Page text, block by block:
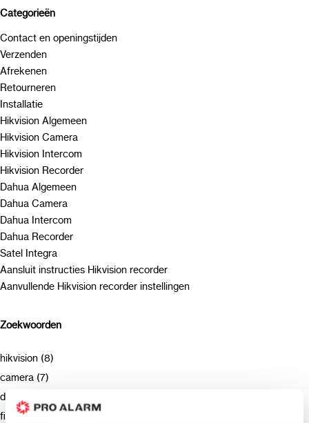
Categorieën
Contact en openingstijden
Verzenden
Afrekenen
Retourneren
Installatie
Hikvision Algemeen
Hikvision Camera
Hikvision Intercom
Hikvision Recorder
Dahua Algemeen
Dahua Camera
Dahua Intercom
Dahua Recorder
Satel Integra
Aansluit instructies Hikvision recorder
Aanvullende Hikvision recorder instellingen
Zoekwoorden
hikvision (8)
camera (7)
deurbel (4)
firmware (3)